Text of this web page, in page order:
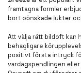
framtagna formler
bort oönskade lukter
Att välja rätt bildoft kan
behagligare
positivt första intryck
vardagspendlingen